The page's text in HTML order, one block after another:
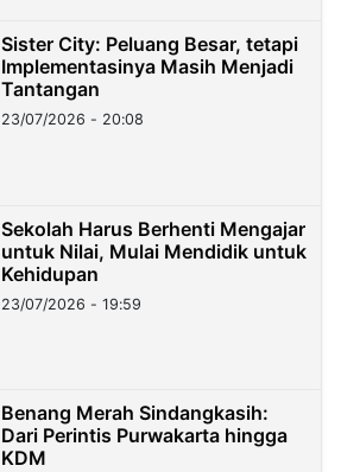
Sister City: Peluang Besar, tetapi
Implementasinya Masih Menjadi
Tantangan
23/07/2026 - 20:08
Sekolah Harus Berhenti Mengajar
untuk Nilai, Mulai Mendidik untuk
Kehidupan
23/07/2026 - 19:59
Benang Merah Sindangkasih:
Dari Perintis Purwakarta hingga
KDM